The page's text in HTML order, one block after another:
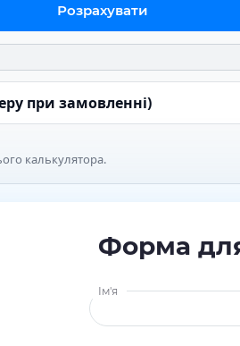
Розрахувати
при замовленні)
калькулятора.
Форма
Ім'я